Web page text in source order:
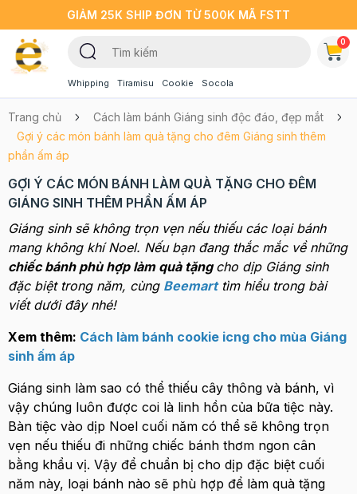
GIẢM 25K SHIP ĐƠN TỪ 500K MÃ FSTT
Whipping Tiramisu Cookie Socola
0
Trang chủ
Cách làm bánh Giáng sinh độc đáo, đẹp mắt
Gợi ý các món bánh làm quà tặng cho đêm Giáng sinh thêm
phần ấm áp
GỢI Ý CÁC MÓN BÁNH LÀM QUÀ TẶNG CHO ĐÊM
GIÁNG SINH THÊM PHẦN ẤM ÁP
Giáng sinh sẽ không trọn vẹn nếu thiếu các loại bánh
mang không khí Noel. Nếu bạn đang thắc mắc về những
chiếc bánh phù hợp làm quà tặngcho dịp Giáng sinh
đặc biệt trong năm, cùng Beemarttìm hiểu trong bài
viết dưới đây nhé!
Xem thêm: Cách làm bánh cookie icng cho mùa Giáng
sinh ấm áp
Giáng sinh làm sao có thể thiếu cây thông và bánh, vì
vậy chúng luôn được coi là linh hồn của bữa tiệc này.
Bàn tiệc vào dịp Noel cuối năm có thể sẽ không trọn
vẹn nếu thiếu đi những chiếc bánh thơm ngon cân
bằng khẩu vị. Vậy để chuẩn bị cho dịp đặc biệt cuối
năm này, loại bánh nào sẽ phù hợp để làm quà tặng